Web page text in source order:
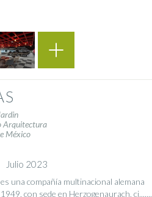
Arquitectura
México
Julio 2023
una compañía multinacional alemana
con sede en Herzogenaurach, ci.......